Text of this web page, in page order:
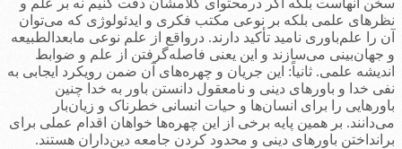
سخن آنهاست بلکه اگر درمحتوای کلامشان دقت کنیم نه بر علم و
نظرهای علمی بلکه بر نوعی مکتب فکری و ایدئولوژی که می‌توان
آن را علم‌باوری نامید تأکید دارند. درواقع از علم نوعی مابعدالطبیعه
و جهان‌بینی می‌سازند و این یعنی فاصله‌گرفتن از علم و ضوابط
اندیشه علمی. ثانیاً: این جریان و چهره‌های آن ضمن رویکرد ایجابی به
نفی خدا و باورهای دینی و نامعقول دانستن باور به خدا چنین
باورهایی را برای انسان‌ها و حیات انسانی خطرناک و زیان‌بار
می‌دانند. بر همین پایه برخی از این چهره‌ها خواهان اقدام عملی برای
برانداختن باورهای دینی و محدود کردن جامعه دین‌داران هستند.